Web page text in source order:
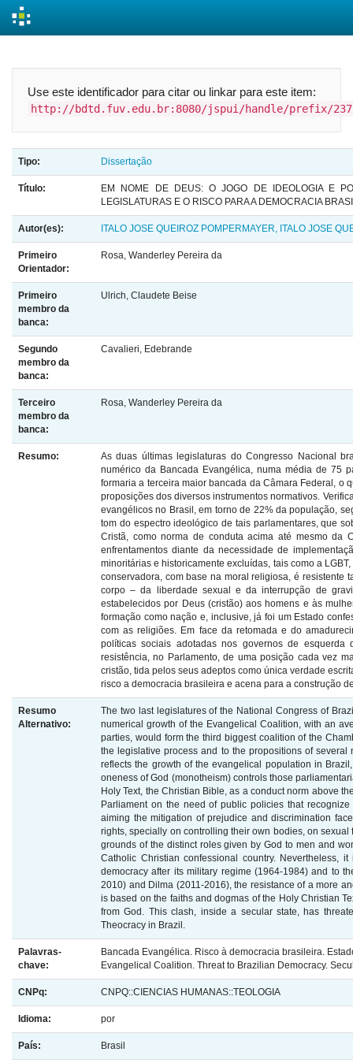
Use este identificador para citar ou linkar para este item:
http://bdtd.fuv.edu.br:8080/jspui/handle/prefix/237
Tipo: Dissertação
Título:
EM NOME DE DEUS: O JOGO DE IDEOLOGIA E
LEGISLATURAS E O RISCO PARA A DEMOCRACIA
Autor(es): ITALO JOSE QUEIROZ POMPERMAYER, ITALO JOSE
Primeiro
Orientador:
Rosa, Wanderley Pereira da
Primeiro
membro da
banca:
Ulrich, Claudete Beise
Segundo
membro da
banca:
Cavalieri, Edebrande
Terceiro
membro da
banca:
Rosa, Wanderley Pereira da
Resumo:
As duas últimas legislaturas do Congresso Nacional
numérico da Bancada Evangélica, numa média de 75
formaria a terceira maior bancada da Câmara Federal, o
proposições dos diversos instrumentos normativos.
evangélicos no Brasil, em torno de 22% da população,
tom do espectro ideológico de tais parlamentares, que
Cristã, como norma de conduta acima até mesmo da
enfrentamentos diante da necessidade de
minoritárias e historicamente excluídas, tais como a
conservadora, com base na moral religiosa, é resistente
corpo – da liberdade sexual e da interrupção de
estabelecidos por Deus (cristão) aos homens e às
formação como nação e, inclusive, já foi um Estado
com as religiões. Em face da retomada e do
políticas sociais adotadas nos governos de
resistência, no Parlamento, de uma posição cada vez
cristão, tida pelos seus adeptos como única verdade
risco a democracia brasileira e acena para a construção
Resumo
Alternativo:
The two last legislatures of the National Congress of
numerical growth of the Evangelical Coalition, with an
parties, would form the third biggest coalition of the
the legislative process and to the propositions of
reflects the growth of the evangelical population in
oneness of God (monotheism) controls those
Holy Text, the Christian Bible, as a conduct norm above
Parliament on the need of public policies that
aiming the mitigation of prejudice and discrimination
rights, specially on controlling their own bodies, on
grounds of the distinct roles given by God to men and
Catholic Christian confessional country. Nevertheless,
democracy after its military regime (1964-1984) and to
2010) and Dilma (2011-2016), the resistance of a more
is based on the faiths and dogmas of the Holy Christian
from God. This clash, inside a secular state, has
Theocracy in Brazil.
Palavras-
chave:
Bancada Evangélica. Risco à democracia brasileira.
Evangelical Coalition. Threat to Brazilian Democracy.
CNPq: CNPQ::CIENCIAS HUMANAS::TEOLOGIA
Idioma: por
País: Brasil